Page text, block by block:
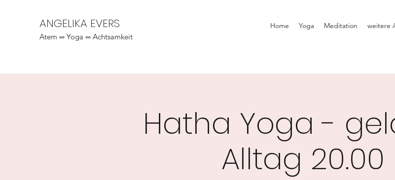
ANGELIKA EVERS
Atem ∞ Yoga ∞ Achtsamkeit
Home Yoga Meditation weitere
Hatha Yoga -
Alltag 20.00